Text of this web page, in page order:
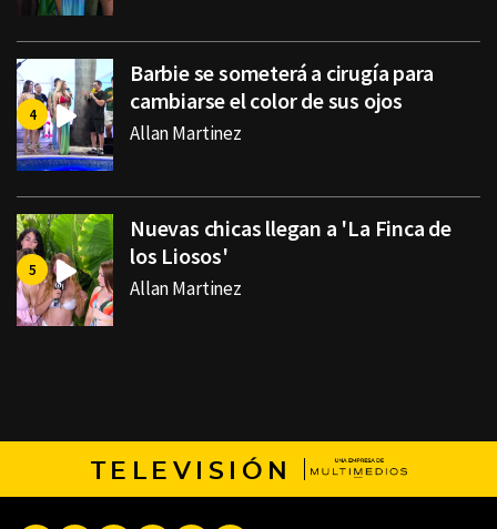
Barbie se someterá a cirugía para
cambiarse el color de sus ojos
Allan Martinez
Nuevas chicas llegan a 'La Finca de
los Liosos'
Allan Martinez
TELEVISIÓN